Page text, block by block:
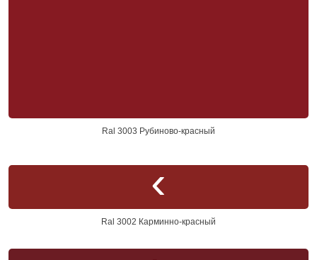
Ral 3002 Карминно-красный
Ral 3003 Рубиново-красный